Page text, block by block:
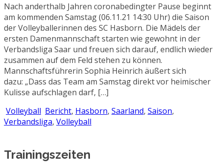
Nach anderthalb Jahren coronabedingter Pause beginnt
am kommenden Samstag (06.11.21 14:30 Uhr) die Saison
der Volleyballerinnen des SC Hasborn. Die Mädels der
ersten Damenmannschaft starten wie gewohnt in der
Verbandsliga Saar und freuen sich darauf, endlich wieder
zusammen auf dem Feld stehen zu können.
Mannschaftsführerin Sophia Heinrich äußert sich
dazu: „Dass das Team am Samstag direkt vor heimischer
Kulisse aufschlagen darf, […]
Volleyball Bericht, Hasborn, Saarland, Saison,
Verbandsliga, Volleyball
Trainingszeiten